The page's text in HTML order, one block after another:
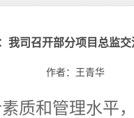
我司召开部分项目总监交
作者： 王青华
质和管理水平